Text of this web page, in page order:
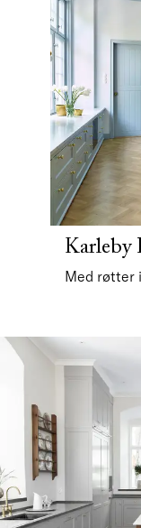
Karleby
Med røtter